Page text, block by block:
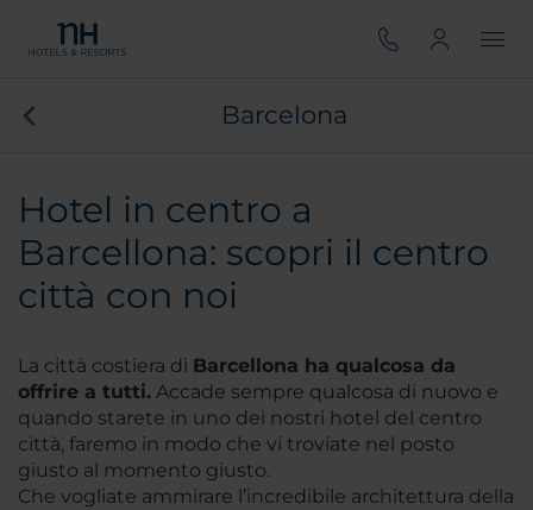
Barcelona
Hotel in centro a
Barcellona: scopri il centro
città con noi
La città costiera di Barcellona ha qualcosa da
offrire a tutti. Accade sempre qualcosa di nuovo e
quando starete in uno dei nostri hotel del centro
città, faremo in modo che vi troviate nel posto
giusto al momento giusto.
Che vogliate ammirare l’incredibile architettura della